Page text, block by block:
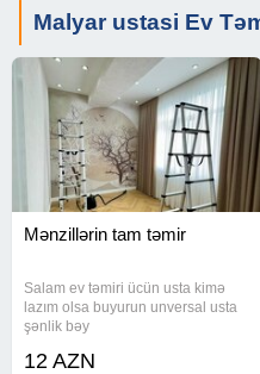
Malyar ustasi Ev
Mənzillərin tam təmir
Salam ev təmiri ücün usta kimə
lazım olsa buyurun unversal usta
şənlik bəy
12 AZN